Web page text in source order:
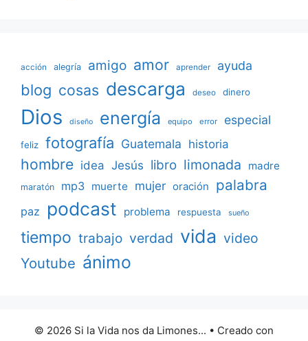
acción alegría amigo amor aprender ayuda
blog cosas descarga deseo dinero
Dios diseño energía equipo error especial
feliz fotografía Guatemala historia
hombre idea Jesús libro limonada madre
maratón mp3 muerte mujer oración palabra
paz podcast problema respuesta sueño
tiempo trabajo verdad vida video
Youtube ánimo
© 2026 Si la Vida nos da Limones... • Creado con